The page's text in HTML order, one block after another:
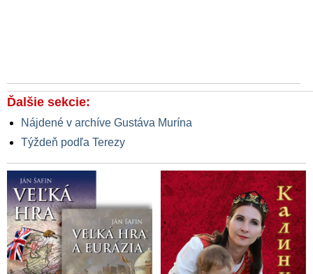
Ďalšie sekcie:
Nájdené v archíve Gustáva Murína
Týždeň podľa Terezy